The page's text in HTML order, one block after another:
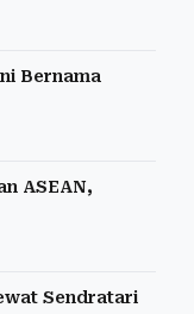
Bernama
ASEAN,
Sendratari